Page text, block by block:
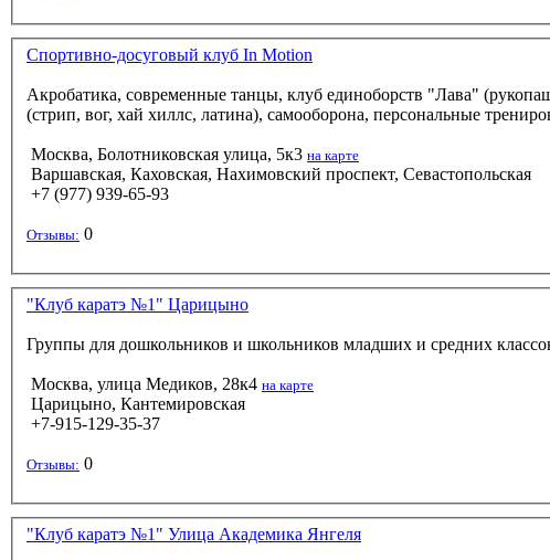
Спортивно-досуговый клуб In Motion
Акробатика, современные танцы, клуб единоборств "Лава"
(стрип, вог, хай хиллс, латина), самооборона, персональные
Москва, Болотниковская улица, 5к3 на карте
Варшавская, Каховская, Нахимовский проспект, Севастопольская
+7 (977) 939-65-93
Отзывы: 0
"Клуб каратэ №1" Царицыно
Группы для дошкольников и школьников младших и средних
Москва, улица Медиков, 28к4 на карте
Царицыно, Кантемировская
+7-915-129-35-37
Отзывы: 0
"Клуб каратэ №1" Улица Академика Янгеля